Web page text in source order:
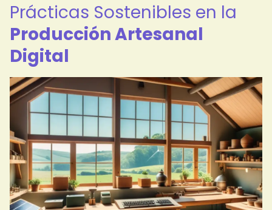
Prácticas Sostenibles en la
Producción Artesanal
Digital